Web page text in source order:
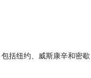
括纽约、威斯康辛和密歇